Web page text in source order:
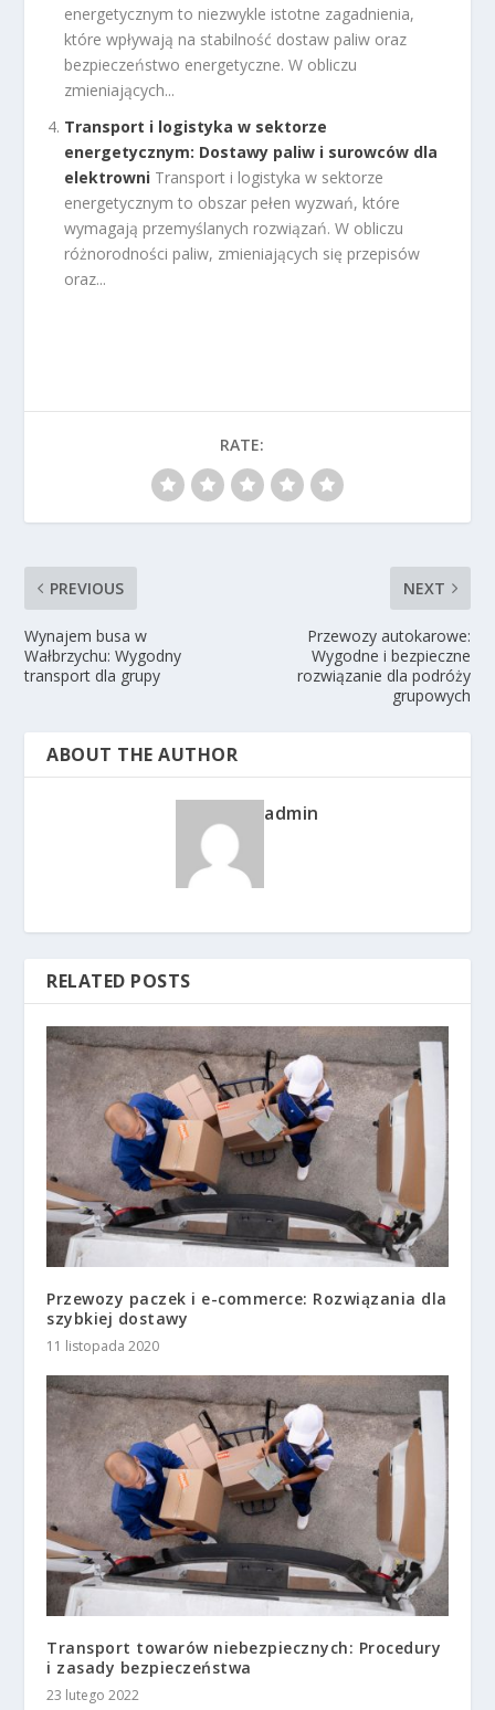
energetycznym to niezwykle istotne zagadnienia,
które wpływają na stabilność dostaw paliw oraz
bezpieczeństwo energetyczne. W obliczu
zmieniających...
Transport i logistyka w sektorze
energetycznym: Dostawy paliw i surowców dla
elektrowni Transport i logistyka w sektorze
energetycznym to obszar pełen wyzwań, które
wymagają przemyślanych rozwiązań. W obliczu
różnorodności paliw, zmieniających się przepisów
oraz...
RATE:
PREVIOUS
Wynajem busa w
Wałbrzychu: Wygodny
transport dla grupy
NEXT
Przewozy autokarowe:
Wygodne i bezpieczne
rozwiązanie dla podróży
grupowych
ABOUT THE AUTHOR
admin
RELATED POSTS
Przewozy paczek i e-commerce: Rozwiązania dla
szybkiej dostawy
11 listopada 2020
Transport towarów niebezpiecznych: Procedury
i zasady bezpieczeństwa
23 lutego 2022